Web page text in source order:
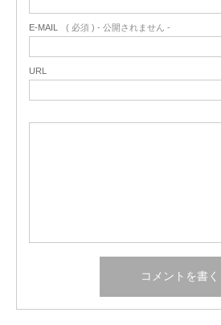
E-MAIL ( 必須 ) - 公開されません -
URL